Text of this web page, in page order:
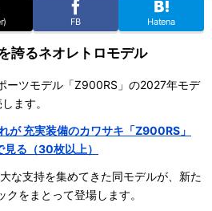
FB Hatena
誇るネオレトロモデル
ーツモデル「Z900RS」の2027年モデ
ます。
が 充実装備のカワサキ「Z900RS」
る（30枚以上）
な支持を集めてきた同モデルが、新た
をまとって登場します。